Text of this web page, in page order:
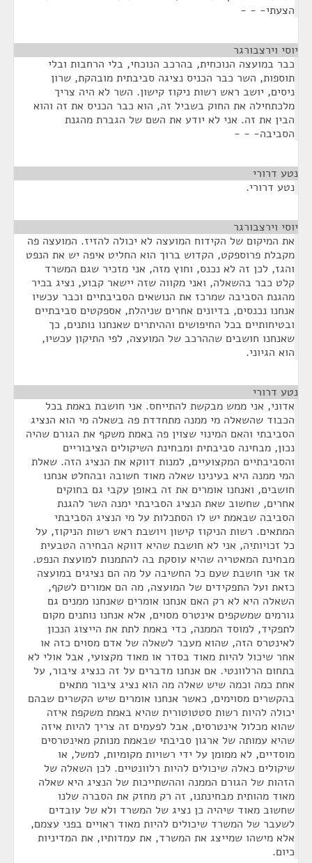
הצעתי- - -
יוסי וירצבורגר
כבר במועצה הנוכחית, בהרכב הנוכחי, בלי הרחבות ובלי
תוספות, השר כבר הכניס נציגה סביבתית מובהקת, שרון
ניסים, יושב ראש רשות ניקוז קישון. השר לא היה צריך
מלכתחילה את החוק בשביל זה, הוא כבר הכניס את זה והוא
הבין את זה. אני לא יודע את השם של הגברת מהגנת
הסביבה- - -
נטע דרורי
נטע דרורי.
יוסי וירצבורגר
את המיקום של הקידוח המועצה לא יכולה להזיז. המועצה פה
מקבלת פרוספקט, הקדוש ברוך הוא החליט איפה יש את הנפט
והגז, לכן זה לא נכנס, וחוץ מזה, אני מזכיר שגם המשרד
קלט כבר בהשאלה, ואני מקווה שזה יישאר קבוע, נציג בכיר
מהגנת הסביבה שמרכז את הנושאים הסביבתיים וכבר עכשיו
אנחנו נכנסים, בדיונים אחרים שניהלת, אספקטים סביבתיים
ובטיחותיים בכל החיפושים וההיתרים שאנחנו נותנים, כך
שאנחנו חושבים שההרכב של המועצה, לפי התיקון עכשיו,
הוא הגיוני.
נטע דרורי
אדוני, אני ממש מבקשת להתייחס. אני חושבת באמת בכל
הכבוד שהשאלה מי ממנה מתחדדת פה בשאלה מי הוא הנציג
הסביבתי והאם המינוי שצוין פה באמת משקף את הגורם שהיה
נכון, מבחינה סביבתית ומבחינת השיקולים הציבוריים
והסביבתיים המקצועיים, למנות דווקא את הנציג הזה. שאלת
המי ממנה היא בעינינו שאלה מאוד חשובה ובהחלט אנחנו
חושבים, ואנחנו אומרים את זה באופן עקבי גם בחוקים
אחרים, שחשוב שאת הנציג הסביבתי ימנה השר להגנת
הסביבה שבאמת יש לו הסתכלות על מי הנציג הסביבתי
המתאים. רשות הניקוז קישון ויושבת ראש רשות הניקוז, על
כל זכויותיה, אני לא חושבת שהיא דווקא הבחירה הטבעית
מבחינת המאטריה שהיא עוסקת בה להתמנות למועצת הנפט.
אז אני חושבת שעם כל החשיבה על מה הם נציגים במועצה
כזאת ועל התפקידים של המועצה, מה הם אמורים לשקף,
השאלה היא לא רק האם אנחנו אומרים שאנחנו ממנים גם
גורמים שמשקפים אינטרס מסוים, אלא אנחנו נותנים מקום
לתפקיד, למוסד הממנה, כדי באמת לתת את הייצוג הנכון
לאינטרס הזה, שהוא מעבר לשאלה של אדם מסוים כזה או
אחר שיכול להיות מאוד בסדר או מאוד מקצועי, אבל אולי לא
בתחום הרלוונטי. אם אנחנו מדברים על זה כנציג ציבור, על
אחת כמה וכמה שיש שאלה מה הוא נציג ציבור מתאים
בהקשרים מסוימים, כאשר אנחנו אומרים שיש הקשרים שבהם
יכולה להיות רשות סטטוטורית שהיא באמת משקפת איזה
שהוא מכלול אינטרסים, אבל לפעמים זה צריך להיות איזה
שהיא עמותה של ארגון סביבתי שבאמת מנותק מאינטרסים
מוסדיים, לא ממומן על ידי רשויות מקומיות, למשל, או
שיקולים כאלה שיכולים להיות רלוונטיים. לכן השאלה של
הזהות של הגורם הממנה וההשתייכות של הנציג היא שאלה
מאוד מהותית מבחינתנו, זה רק מחזק את הסברה שלנו
שחשוב מאוד שיהיה כן נציג של המשרד ולא של עובדים
לשעבר של המשרד שיכולים להיות מאוד ראויים בפני עצמם,
אלא מישהו שמייצג את המשרד, את עמדותיו, את המדיניות
כיום.